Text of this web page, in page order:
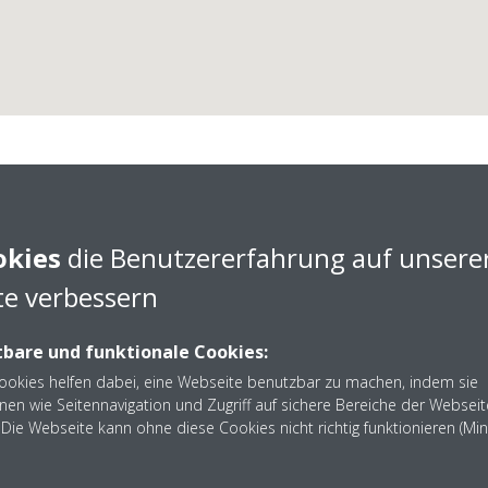
Kälte- und
Kälte- und Klimatechnik aus Schwarzenbruck -
die Benutzererfahrung auf
verbessern
und funktionale Cookies:
helfen dabei, eine Webseite benutzbar zu machen, indem sie
wie Seitennavigation und Zugriff auf sichere Bereiche der
Webseite kann ohne diese Cookies nicht richtig funktionieren